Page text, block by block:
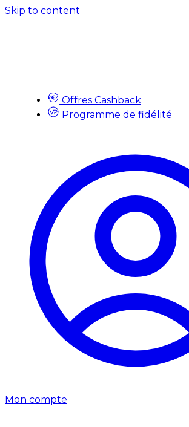
Skip to content
Offres Cashback
Programme de fidélité
Mon compte